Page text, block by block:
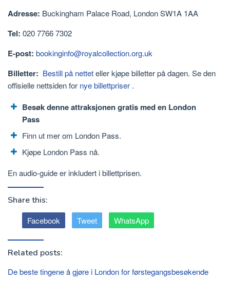
Adresse: Buckingham Palace Road, London SW1A 1AA
Tel: 020 7766 7302
E-post: bookinginfo@royalcollection.org.uk
Billetter: Bestill på netteteller kjøpe billetter på dagen. Se den
offisielle nettsiden for nye billettpriser .
Besøk denne attraksjonen gratis med en London
Pass
Finn ut mer om London Pass.
Kjøpe London Pass nå.
En audio-guide er inkludert i billettprisen.
Share this:
Facebook Tweet WhatsApp
Related posts:
De beste tingene å gjøre i London for førstegangsbesøkende